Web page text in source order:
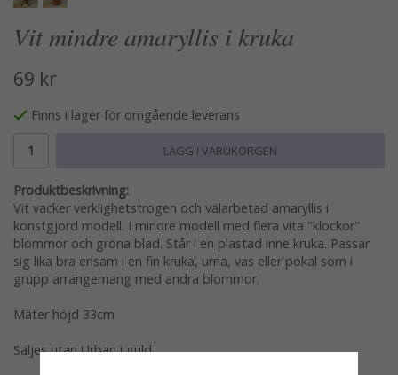
Vit mindre amaryllis i kruka
69 kr
Finns i lager för omgående leverans
LÄGG I VARUKORGEN
Produktbeskrivning:
Vit vacker verklighetstrogen och välarbetad amaryllis i
konstgjord modell. I mindre modell med flera vita "klockor"
blommor och gröna blad. Står i en plastad inne kruka. Passar
sig lika bra ensam i en fin kruka, urna, vas eller pokal som i
grupp arrangemang med andra blommor.
Mäter höjd 33cm
Säljes utan Urban i guld